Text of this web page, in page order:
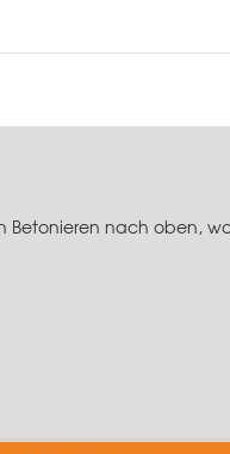
nach oben,